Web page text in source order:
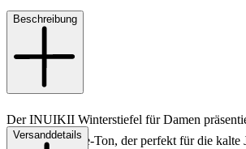
Beschreibung
Der INUIKII Winterstiefel für Damen
eleganten Taupe-Ton, der perfekt für die kalte
Versanddetails